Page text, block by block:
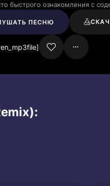
быстрого ознакомления с
ПЕСНЮ